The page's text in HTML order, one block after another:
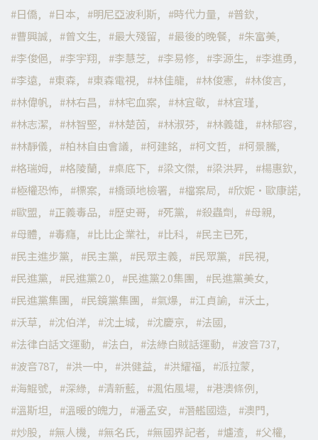
日僑
日本 明尼亞波利斯 時代力量
普欽
曹興誠
曾文生 最大殘留 最後的晚餐
朱富美
李俊俋
李宇翔 李慧芝 李易修 李源生
李進勇
李遠
東森 東森電視 林佳龍 林俊憲
林俊言
林偉帆
林右昌 林宅血案 林宜敬
林宜瑾
林志潔
林智堅 林楚茵 林淑芬 林義雄
林郁容
林靜儀
柏林自由會議 柯建銘 柯文哲
柯景騰
格瑞姆
格陵蘭 桌底下 梁文傑 梁洪昇
楊惠欽
極權恐怖
標案 橋頭地檢署 檔案局
欣妮·歐康諾
歐盟
正義毒品 歷史哥 死黨 殺蟲劑
母親
母體
毒癮 比比企業社 比科
民主已死
民主進步黨
民主黨 民眾主義 民眾黨
民視
民進黨
民進黨2.0 民進黨2.0集團
民進黨美女
民進黨集團
民鏡黨集團 氣爆 江貞諭
沃土
沃草
沈伯洋 沈土城 沈慶京
法國
法律白話文運動
法白 法綠白賊話運動
波音737
波音787
洪一中 洪健益 洪耀福
派拉蒙
海鯤號
深綠 清新藍 渢佑風場
港澳條例
溫斯坦
溫暖的魄力 潘孟安 潛艦國造
澳門
炒股
無人機 無名氏 無國界記者 爐渣
父權